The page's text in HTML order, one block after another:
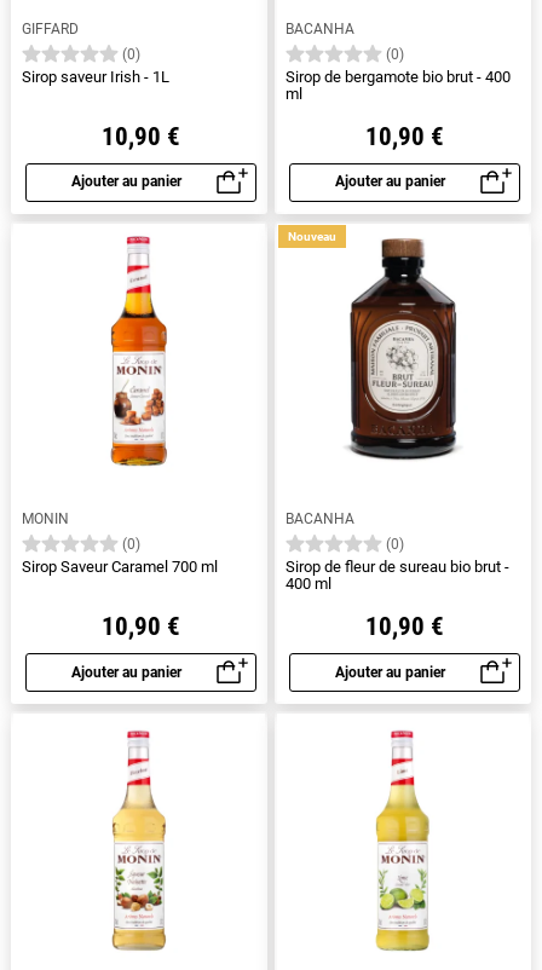
GIFFARD
(0)
Sirop saveur Irish - 1L
10,90 €
Ajouter au panier
Aperçu rapide
BACANHA
(0)
Sirop de bergamote bio brut - 400
ml
10,90 €
Ajouter au panier
Aperçu rapide
MONIN
(0)
Sirop Saveur Caramel 700 ml
10,90 €
Ajouter au panier
Aperçu rapide
BACANHA
(0)
Sirop de fleur de sureau bio brut -
400 ml
10,90 €
Ajouter au panier
Aperçu rapide
Nouveau